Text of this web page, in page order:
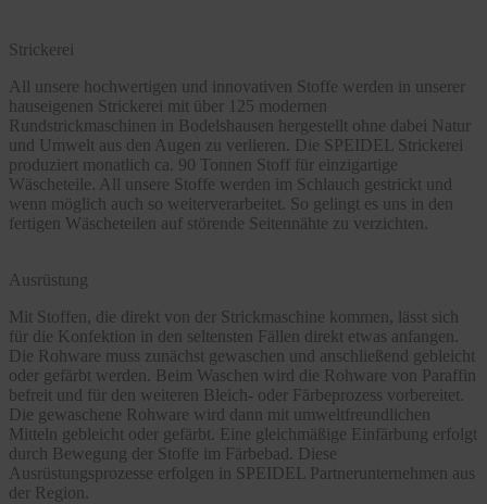
Strickerei
All unsere hochwertigen und innovativen Stoffe werden in unserer
hauseigenen Strickerei mit über 125 modernen
Rundstrickmaschinen in Bodelshausen hergestellt ohne dabei Natur
und Umwelt aus den Augen zu verlieren. Die SPEIDEL Strickerei
produziert monatlich ca. 90 Tonnen Stoff für einzigartige
Wäscheteile. All unsere Stoffe werden im Schlauch gestrickt und
wenn möglich auch so weiterverarbeitet. So gelingt es uns in den
fertigen Wäscheteilen auf störende Seitennähte zu verzichten.
Ausrüstung
Mit Stoffen, die direkt von der Strickmaschine kommen, lässt sich
für die Konfektion in den seltensten Fällen direkt etwas anfangen.
Die Rohware muss zunächst gewaschen und anschließend gebleicht
oder gefärbt werden. Beim Waschen wird die Rohware von Paraffin
befreit und für den weiteren Bleich- oder Färbeprozess vorbereitet.
Die gewaschene Rohware wird dann mit umweltfreundlichen
Mitteln gebleicht oder gefärbt. Eine gleichmäßige Einfärbung erfolgt
durch Bewegung der Stoffe im Färbebad. Diese
Ausrüstungsprozesse erfolgen in SPEIDEL Partnerunternehmen aus
der Region.